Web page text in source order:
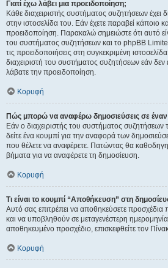
Γιατί έχω λάβει μια προειδοποίηση;
Κάθε διαχειριστής συστήματος συζητήσεων
στην ιστοσελίδα του. Εάν έχετε παραβεί κάποιο
προειδοποίηση. Παρακαλώ σημειώστε ότι αυτό
του συστήματος συζητήσεων και το phpBB
τις προειδοποιήσεις στη συγκεκριμένη
διαχειριστή του συστήματος συζητήσεων εάν δεν
λάβατε την προειδοποίηση.
Κορυφή
Πώς μπορώ να αναφέρω δημοσιεύσεις σε έναν
Εάν ο διαχειριστής του συστήματος συζητήσεων
δείτε ένα κουμπί για την αναφορά των
που θέλετε να αναφέρετε. Πατώντας θα
βήματα για να αναφέρετε τη δημοσίευση.
Κορυφή
Τι είναι το κουμπί “Αποθήκευση” στη
Αυτό σας επιτρέπει να αποθηκεύσετε
και να υποβληθούν σε μεταγενέστερη
αποθηκευμένο προσχέδιο, επισκεφθείτε τον
Κορυφή